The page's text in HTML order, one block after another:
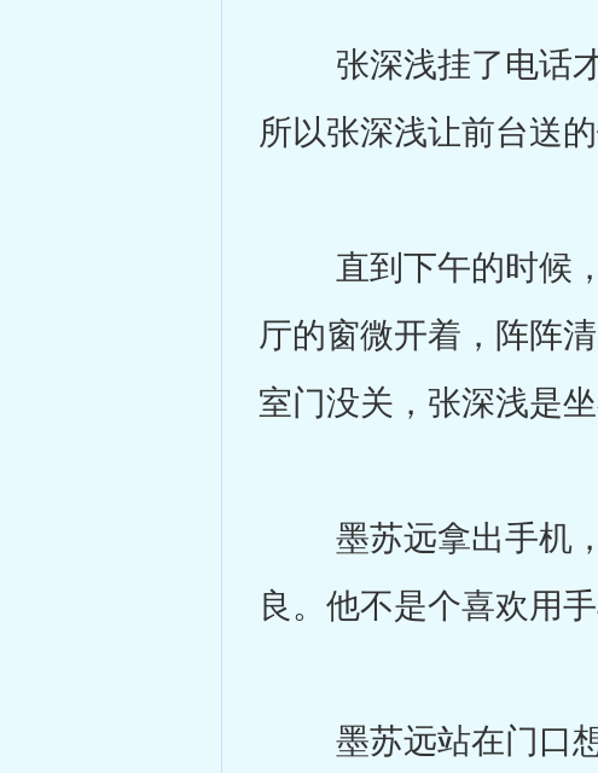
张深浅挂了电话才
所以张深浅让前台送
直到下午的时候，
厅的窗微开着，阵阵
室门没关，张深浅是
墨苏远拿出手机，
良。他不是个喜欢用
墨苏远站在门口想